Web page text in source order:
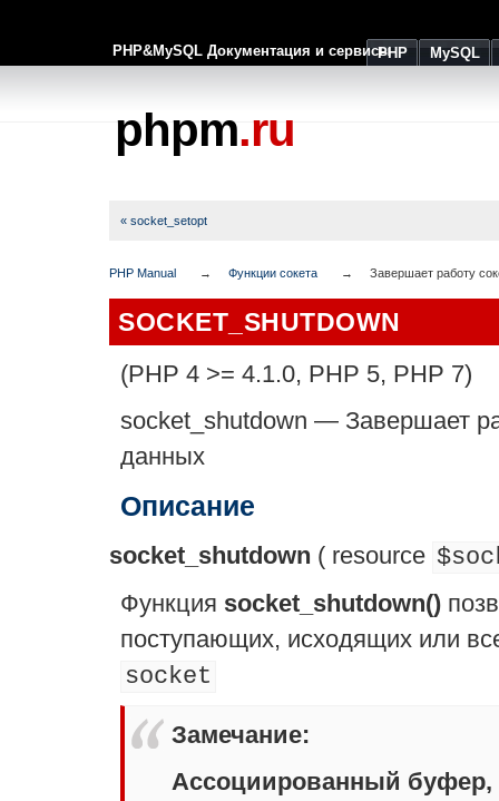
PHP&MySQL Документация и сервисыPHP MySQL
phpm.ru
« socket_setopt
PHP Manual Функции сокета Завершает работу
SOCKET_SHUTDOWN
(PHP 4 >= 4.1.0, PHP 5, PHP 7)
socket_shutdown — Завершает
данных
Описание
socket_shutdown ( resource
Функция socket_shutdown()
поступающих, исходящих или
socket
Замечание:
Ассоциированный